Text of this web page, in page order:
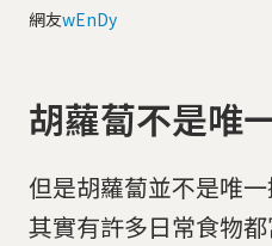
網友wEnDy
胡蘿蔔不是唯
但是胡蘿蔔並不是唯
其實有許多日常食物